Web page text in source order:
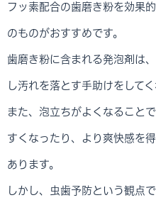
フッ素配合の歯磨き粉を効果
のものがおすすめです。
歯磨き粉に含まれる発泡剤は
し汚れを落とす手助けをしてく
また、泡立ちがよくなること
すくなったり、より爽快感を
あります。
しかし、虫歯予防という観点